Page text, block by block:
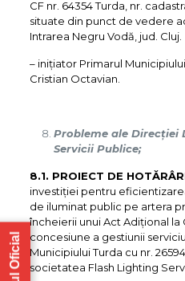
CF nr. 64354 Turda, nr.
situate din punct de vedere
Intrarea Negru Vodă, jud. Cluj.
– iniţiator Primarul
Cristian Octavian.
Probleme ale Direcției
Servicii Publice;
8.1. PROIECT DE
investiției pentru
de iluminat public pe artera
încheierii unui Act Adițional
concesiune a gestiunii
Municipiului Turda cu nr.
societatea Flash Lighting